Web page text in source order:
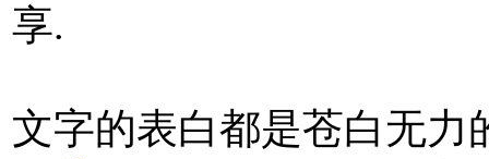
享.
文字的表白都是苍白无力